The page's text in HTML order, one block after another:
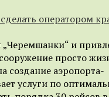
оператором
и
просто
создание аэропорта-
услуги по